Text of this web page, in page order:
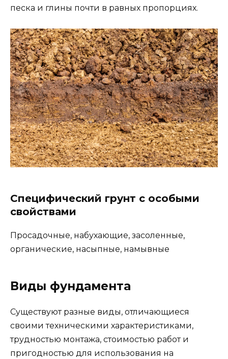
песка и глины почти в равных пропорциях.
Специфический грунт с особыми
свойствами
Просадочные, набухающие, засоленные,
органические, насыпные, намывные
Виды фундамента
Существуют разные виды, отличающиеся
своими техническими характеристиками,
трудностью монтажа, стоимостью работ и
пригодностью для использования на